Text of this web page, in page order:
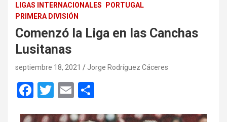
LIGAS INTERNACIONALES
PORTUGAL
PRIMERA DIVISIÓN
Comenzó la Liga en las Canchas
Lusitanas
septiembre 18, 2021 Jorge Rodríguez Cáceres
F
T
E